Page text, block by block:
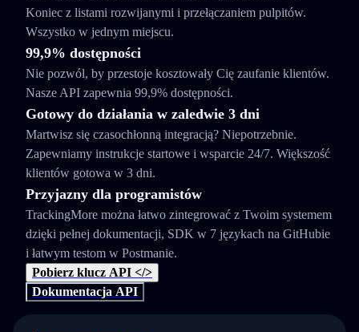
Koniec z listami rozwijanymi i przełączaniem pulpitów.
Wszystko w jednym miejscu.
99,9% dostępności
Nie pozwól, by przestoje kosztowały Cię zaufanie klientów.
Nasze API zapewnia 99,9% dostępności.
Gotowy do działania w zaledwie 3 dni
Martwisz się czasochłonną integracją? Niepotrzebnie.
Zapewniamy instrukcje startowe i wsparcie 24/7. Większość
klientów gotowa w 3 dni.
Przyjazny dla programistów
TrackingMore można łatwo zintegrować z Twoim systemem
dzięki pełnej dokumentacji, SDK w 7 językach na GitHubie
i łatwym testom w Postmanie.
Pobierz klucz API </>
Dokumentacja API